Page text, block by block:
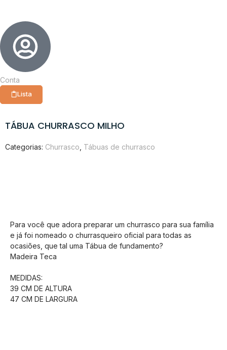
Conta
Lista
TÁBUA CHURRASCO MILHO
Categorias: Churrasco Tábuas de churrasco
Para você que adora preparar um churrasco para sua família
e já foi nomeado o churrasqueiro oficial para todas as
ocasiões, que tal uma Tábua de fundamento?
Madeira Teca
MEDIDAS:
39 CM DE ALTURA
47 CM DE LARGURA